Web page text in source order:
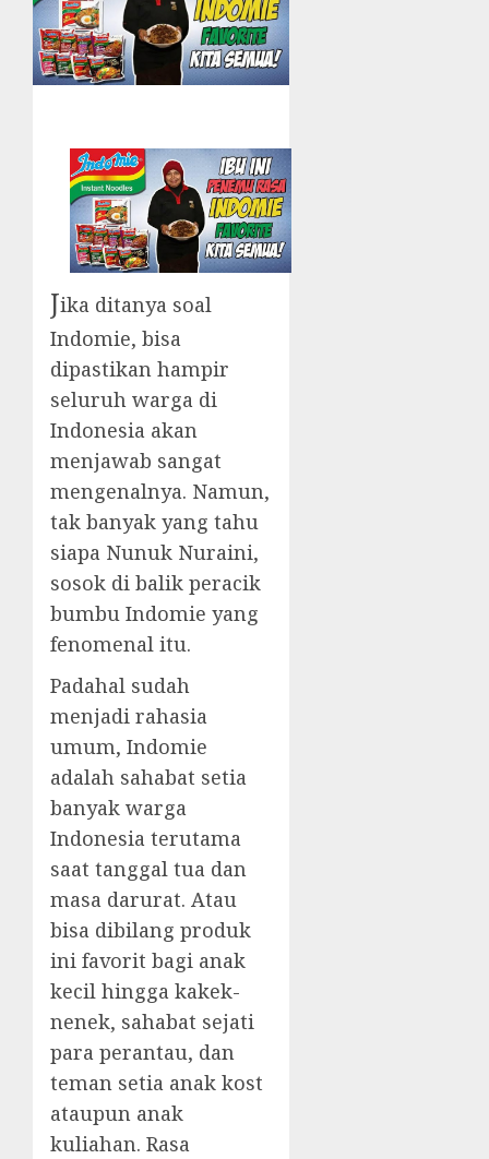
Jika ditanya soal
Indomie, bisa
dipastikan hampir
seluruh warga di
Indonesia akan
menjawab sangat
mengenalnya. Namun,
tak banyak yang tahu
siapa Nunuk Nuraini,
sosok di balik peracik
bumbu Indomie yang
fenomenal itu.
Padahal sudah
menjadi rahasia
umum, Indomie
adalah sahabat setia
banyak warga
Indonesia terutama
saat tanggal tua dan
masa darurat. Atau
bisa dibilang produk
ini favorit bagi anak
kecil hingga kakek-
nenek, sahabat sejati
para perantau, dan
teman setia anak kost
ataupun anak
kuliahan. Rasa